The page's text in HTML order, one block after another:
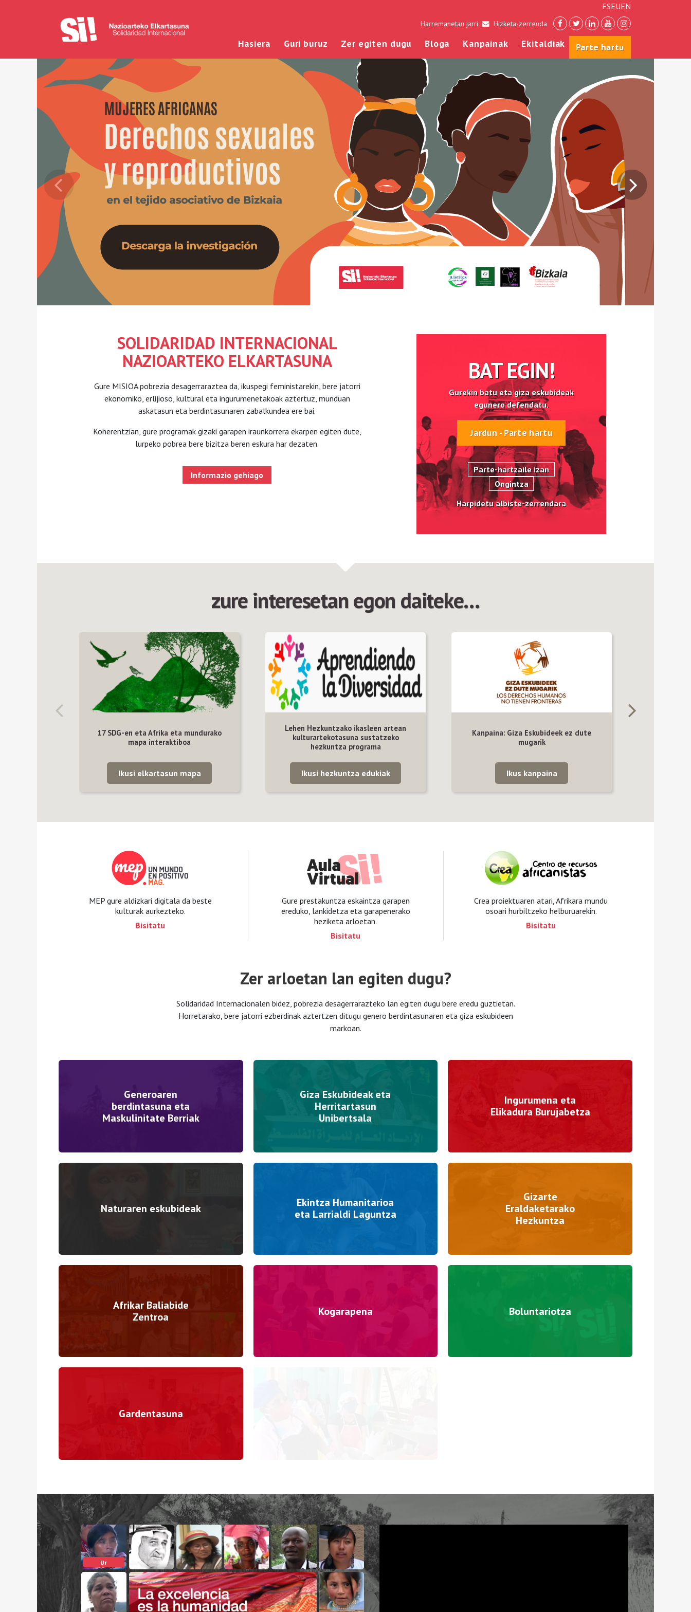
ESEUEN
Harremanetan jarri Hizketa-zerrenda
Hasiera Guri buruz Zer egiten dugu Bloga Kanpainak Ekitaldiak Parte hartu
SOLIDARIDAD INTERNACIONAL
NAZIOARTEKO ELKARTASUNA
Gure MISIOA pobrezia desagerraraztea da, ikuspegi feministarekin, bere jatorri
ekonomiko, erlijioso, kultural eta ingurumenetakoak aztertuz, munduan
askatasun eta berdintasunaren zabalkundea ere bai.
Koherentzian, gure programak gizaki garapen iraunkorrera ekarpen egiten dute,
lurpeko pobrea bere bizitza beren eskura har dezaten.
Informazio gehiago
BAT EGIN!
Gurekin batu eta giza eskubideak
egunero defendatu.
Jardun - Parte hartu
Parte-hartzaile izan
Ongintza
Harpidetu albiste-zerrendara
zure interesetan egon daiteke...
17 SDG-en eta Afrika eta mundurako
mapa interaktiboa
Ikusi elkartasun mapa
Lehen Hezkuntzako ikasleen artean
kulturartekotasuna sustatzeko
hezkuntza programa
Ikusi hezkuntza edukiak
Kanpaina: Giza Eskubideek ez dute
mugarik
Ikus kanpaina
MEP gure aldizkari digitala da beste
kulturak aurkezteko.
Bisitatu
Gure prestakuntza eskaintza garapen
ereduko, lankidetza eta garapenerako
heziketa arloetan.
Bisitatu
Crea proiektuaren atari, Afrikara mundu
osoari hurbiltzeko helburuarekin.
Bisitatu
Zer arloetan lan egiten dugu?
Solidaridad Internacionalen bidez, pobrezia desagerrarazteko lan egiten dugu bere eredu guztietan.
Horretarako, bere jatorri ezberdinak aztertzen ditugu genero berdintasunaren eta giza eskubideen
markoan.
Generoaren
berdintasuna eta
Maskulinitate Berriak
Giza Eskubideak eta
Herritartasun
Unibertsala
Ingurumena eta
Elikadura Burujabetza
Naturaren eskubideak
Ekintza Humanitarioa
eta Larrialdi Laguntza
Gizarte
Eraldaketarako
Hezkuntza
Afrikar Baliabide
Zentroa
Kogarapena Boluntariotza
Gardentasuna
Ur
Unibertsal
Justizia
Giza
Eskubideak
Ingurumena Berdintasuna
LGTBI
Pertsonak